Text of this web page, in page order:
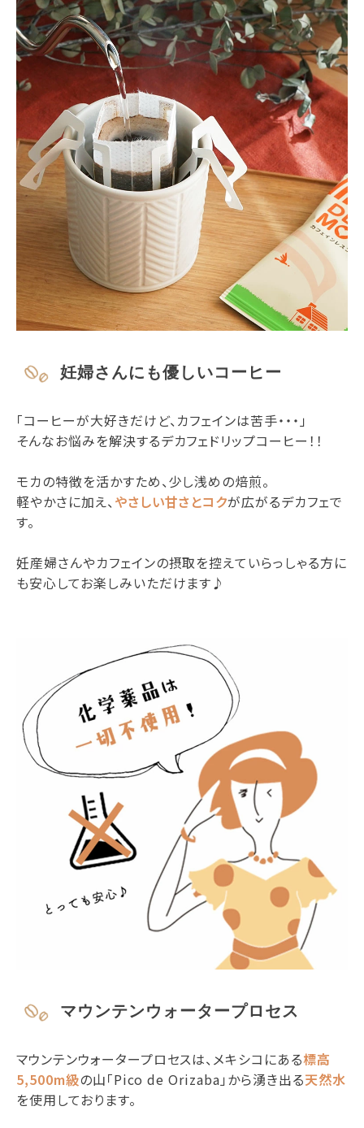
妊婦さんにも優しいコーヒー
「コーヒーが大好きだけど、カフェインは苦手・・・」
そんなお悩みを解決するデカフェドリップコーヒー！！
モカの特徴を活かすため、少し浅めの焙煎。
軽やかさに加え、やさしい甘さとコクが広がるデカフェで
す。
妊産婦さんやカフェインの摂取を控えていらっしゃる方に
も安心してお楽しみいただけます♪
マウンテンウォータープロセス
マウンテンウォータープロセスは、メキシコにある標高
5,500m級の山「Pico de Orizaba」から湧き出る天然水
を使用しております。